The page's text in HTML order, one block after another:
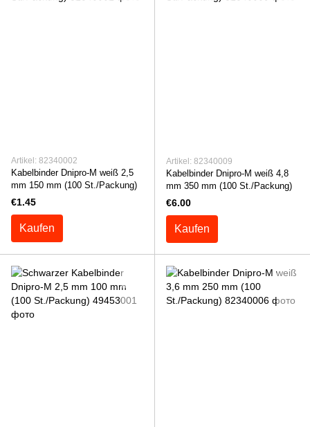
Artikel: 82340002
Kabelbinder Dnipro-M weiß 2,5
mm 150 mm (100 St./Packung)
€1.45
Kaufen
Artikel: 82340009
Kabelbinder Dnipro-M weiß 4,8
mm 350 mm (100 St./Packung)
€6.00
Kaufen